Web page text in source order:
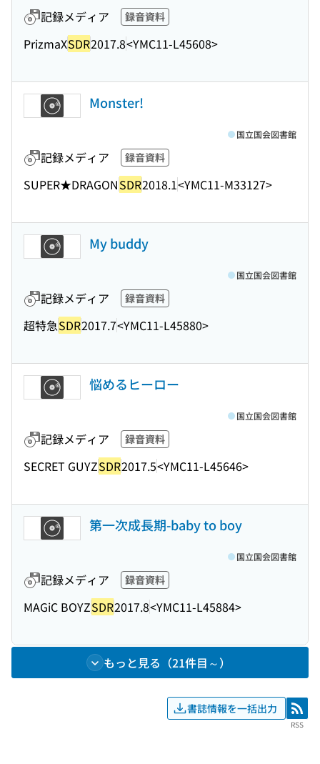
記録メディア 録音資料
PrizmaXSDR2017.8<YMC11-L45608>
Monster!
記録メディア 録音資料
SUPER★DRAGONSDR2018.1<YMC11-M33127>
国立国会図書館
My buddy
記録メディア 録音資料
超特急SDR2017.7<YMC11-L45880>
国立国会図書館
悩めるヒーロー
記録メディア 録音資料
SECRET GUYZSDR2017.5<YMC11-L45646>
国立国会図書館
第一次成長期-baby to boy
記録メディア 録音資料
MAGiC BOYZSDR2017.8<YMC11-L45884>
国立国会図書館
もっと見る（21件目～）
書誌情報を一括出力 RSS
RSS